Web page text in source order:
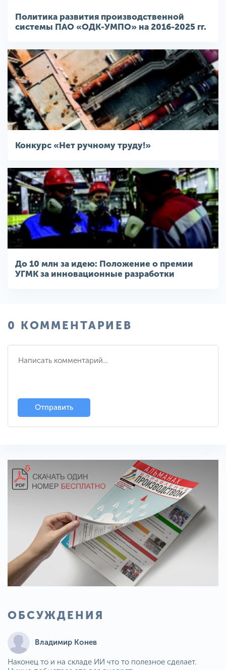
Политика развития производственной
системы ПАО «ОДК-УМПО» на 2016-2025 гг.
Конкурс «Нет ручному труду!»
До 10 млн за идею: Положение о премии
УГМК за инновационные разработки
0 КОММЕНТАРИЕВ
Отправить
ОБСУЖДЕНИЯ
Владимир Конев
Наконец то и на складе ИИ что то полезное сделает.